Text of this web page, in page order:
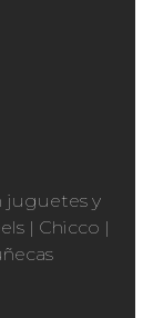
juguetes y
| Chicco |